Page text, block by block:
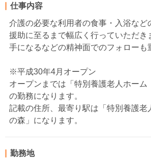
仕事内容
介護の必要な利用者の食事・入浴など
援助に至るまで幅広く行っていただき
手になるなどの精神面でのフォローも
※平成30年4月オープン
オープンまでは「特別養護老人ホー
の勤務になります。
記載の住所、最寄り駅は「特別養護
の森」になります。
勤務地